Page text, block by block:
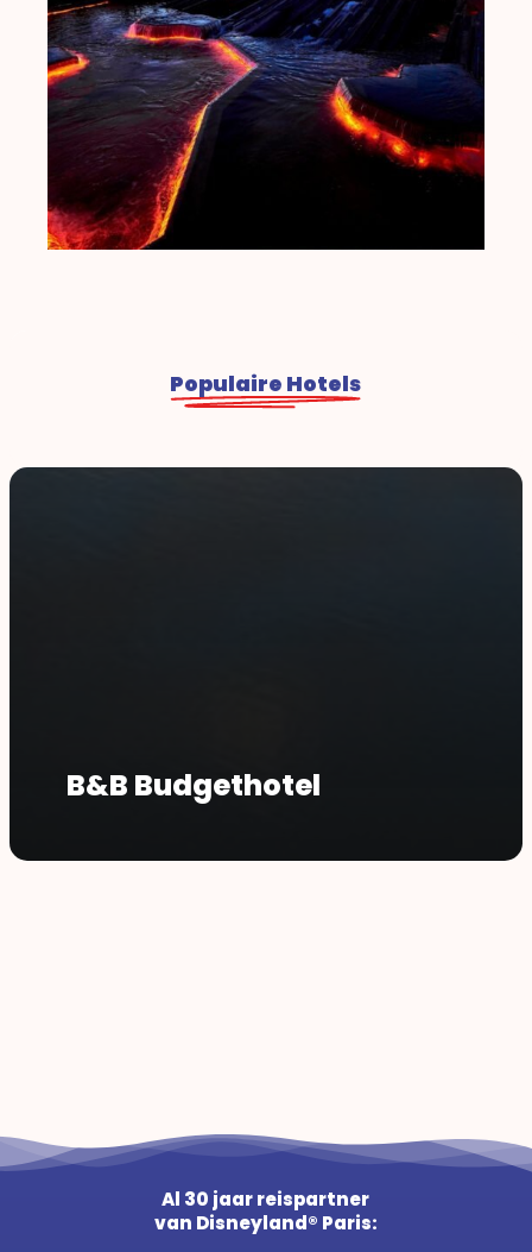
Populaire Hotels
B&B Budgethotel
Al 30 jaar reispartner
van Disneyland® Paris: